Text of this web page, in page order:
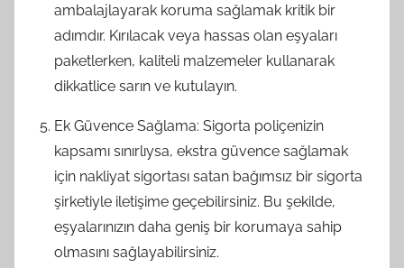
ambalajlayarak koruma sağlamak kritik bir
adımdır. Kırılacak veya hassas olan eşyaları
paketlerken, kaliteli malzemeler kullanarak
dikkatlice sarın ve kutulayın.
Ek Güvence Sağlama: Sigorta poliçenizin
kapsamı sınırlıysa, ekstra güvence sağlamak
için nakliyat sigortası satan bağımsız bir sigorta
şirketiyle iletişime geçebilirsiniz. Bu şekilde,
eşyalarınızın daha geniş bir korumaya sahip
olmasını sağlayabilirsiniz.